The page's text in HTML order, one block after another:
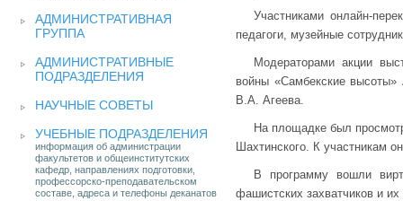
АДМИНИСТРАТИВНАЯ
ГРУППА
АДМИНИСТРАТИВНЫЕ
ПОДРАЗДЕЛЕНИЯ
НАУЧНЫЕ СОВЕТЫ
УЧЕБНЫЕ ПОДРАЗДЕЛЕНИЯ
информация об администрации
факультетов и общеинститутских
кафедр, направлениях подготовки,
профессорско-преподавательском
составе, адреса и телефоны деканатов
Участниками онлайн-
педагоги, музейные
Модераторами акции
войны «Самбекские
В.А. Агеева.
На площадке был
Шахтинского. К участникам
В программу вошли
фашистских захватчиков и